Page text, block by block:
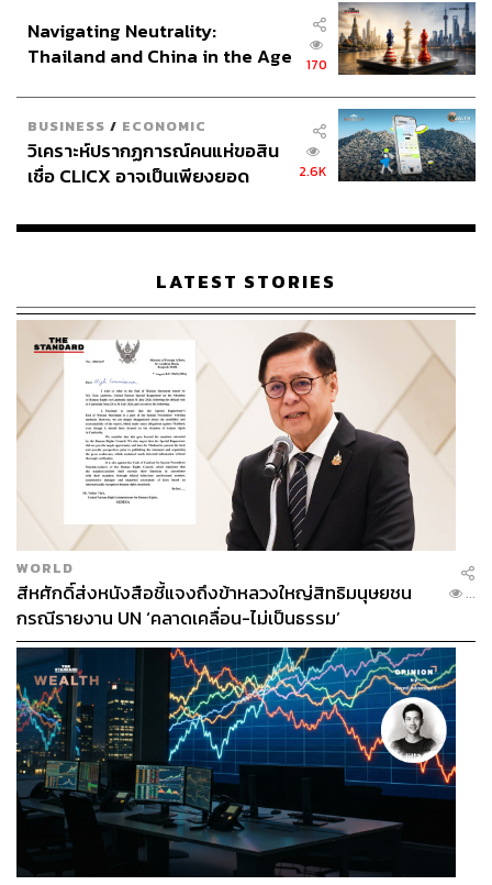
Navigating Neutrality:
Thailand and China in the Age
170
BUSINESS / ECONOMIC
วิเคราะห์ปรากฏการณ์คนแห่ขอสิน
เชื่อ CLICX อาจเป็นเพียงยอด
เรือนไทยที่ถูกซุกไว้
2.6K
LATEST STORIES
WORLD
สีหศักดิ์ส่งหนังสือชี้แจงถึงข้าหลวงใหญ่สิทธิมนุษยชน
กรณีรายงาน UN ‘คลาดเคลื่อน-ไม่เป็นธรรม’
...